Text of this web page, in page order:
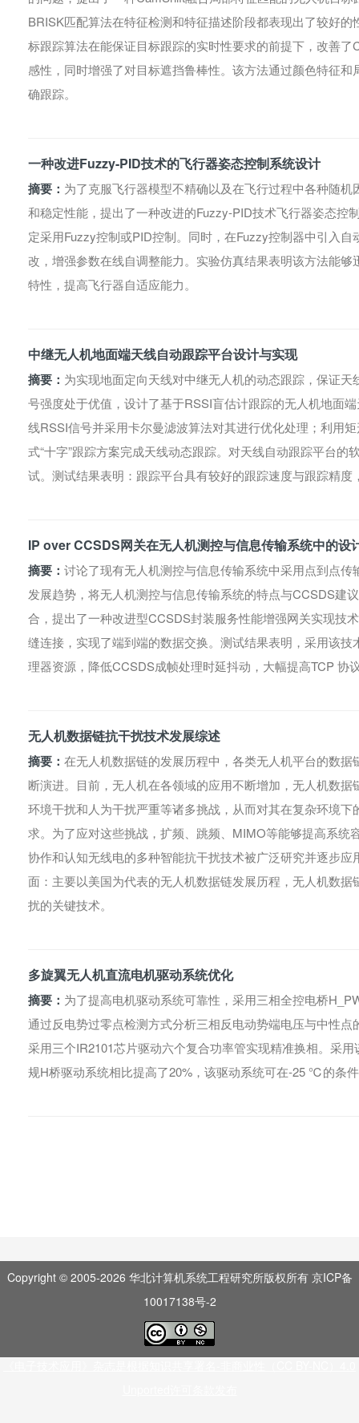
BRISK匹配算法在特征检测和特征描述阶段都表现出了较好
标跟踪算法在能保证目标跟踪的实时性要求的前提下，改善
感性，同时增强了对目标遮挡鲁棒性。该方法通过颜色特征
确跟踪。
一种改进Fuzzy-PID技术的飞行器姿态控制系统设计
摘要： 为了克服飞行器模型不精确以及在飞行过程中各种随
和稳定性能，提出了一种改进的Fuzzy-PID技术飞行器姿态控
定采用Fuzzy控制或PID控制。同时，在Fuzzy控制器中引入
改，增强参数在线自调整能力。实验仿真结果表明该方法能
特性，提高飞行器自适应能力。
中继无人机地面端天线自动跟踪平台设计与实现
摘要： 为实现地面定向天线对中继无人机的动态跟踪，保证
号强度处于优值，设计了基于RSSI盲估计跟踪的无人机地面
线RSSI信号并采用卡尔曼滤波算法对其进行优化处理；利用
式“十字”跟踪方案完成天线动态跟踪。对天线自动跟踪平台
试。测试结果表明：跟踪平台具有较好的跟踪速度与跟踪精
IP over CCSDS网关在无人机测控与信息传输系统中的设
摘要： 讨论了现有无人机测控与信息传输系统中采用点到点
发展趋势，将无人机测控与信息传输系统的特点与CCSDS建
合，提出了一种改进型CCSDS封装服务性能增强网关实现技
缝连接，实现了端到端的数据交换。测试结果表明，采用该
理器资源，降低CCSDS成帧处理时延抖动，大幅提高TCP 协
无人机数据链抗干扰技术发展综述
摘要： 在无人机数据链的发展历程中，各类无人机平台的数
断演进。目前，无人机在各领域的应用不断增加，无人机数
环境干扰和人为干扰严重等诸多挑战，从而对其在复杂环境
求。为了应对这些挑战，扩频、跳频、MIMO等能够提高系统
协作和认知无线电的多种智能抗干扰技术被广泛研究并逐步
面：主要以美国为代表的无人机数据链发展历程，无人机数
扰的关键技术。
多旋翼无人机直流电机驱动系统优化
摘要： 为了提高电机驱动系统可靠性，采用三相全控电桥
通过反电势过零点检测方式分析三相反电动势端电压与中性
采用三个IR2101芯片驱动六个复合功率管实现精准换相。采
规H桥驱动系统相比提高了20%，该驱动系统可在-25 ℃的条
Copyright © 2005-2026 华北计算机系统工程研究所版权所有 京ICP备
10017138号-2